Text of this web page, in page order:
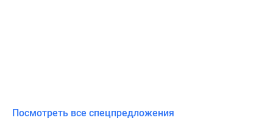
Посмотреть все спецпредложения